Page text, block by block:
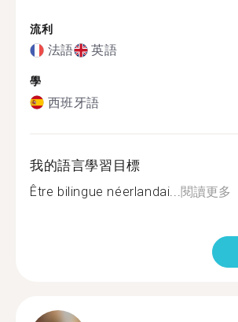
流利
法語 英語
學
西班牙語
我的語言學習目標
Être bilingue néerlandai... 閱讀更多